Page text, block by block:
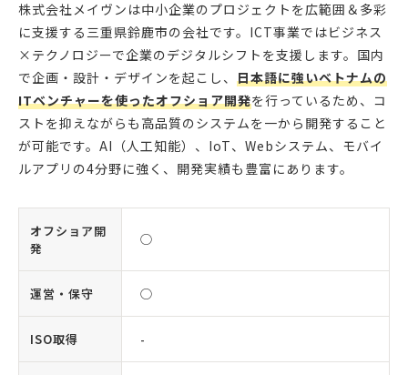
株式会社メイヴンは中小企業のプロジェクトを広範囲＆多彩
に支援する三重県鈴鹿市の会社です。ICT事業ではビジネス
×テクノロジーで企業のデジタルシフトを支援します。国内
で企画・設計・デザインを起こし、 日本語に強いベトナムの
ITベンチャーを使ったオフショア開発を行っているため、コ
ストを抑えながらも高品質のシステムを一から開発すること
が可能です。AI（人工知能）、IoT、Webシステム、モバイ
ルアプリの4分野に強く、開発実績も豊富にあります。
オフショア開
発
◯
運営・保守 ◯
ISO取得 -